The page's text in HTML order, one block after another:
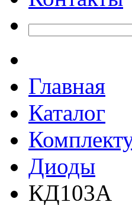
Главная
Каталог
Диоды
КД103А